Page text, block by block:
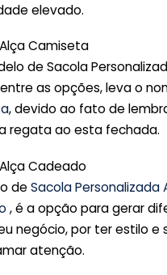
elevado.
Camiseta
de Sacola
as opções, leva o
, devido ao fato de
regata ao esta fechada.
Cadeado
deSacola Personalizada
, é a opção para gerar
negócio, por ter estilo e
atenção.